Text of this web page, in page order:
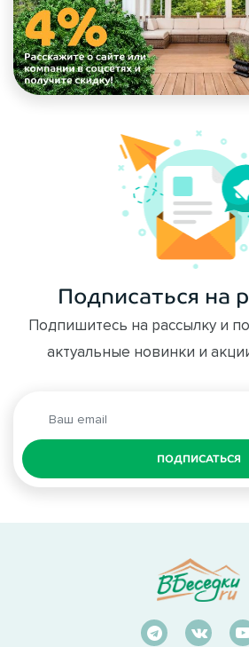
Подписаться на
Подпишитесь на рассылку и
актуальные новинки и
ПОДПИСАТЬСЯ